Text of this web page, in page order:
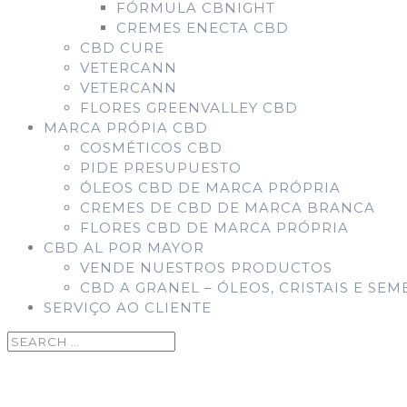
FÓRMULA CBNIGHT
CREMES ENECTA CBD
CBD CURE
VETERCANN
VETERCANN
FLORES GREENVALLEY CBD
MARCA PRÓPIA CBD
COSMÉTICOS CBD
PIDE PRESUPUESTO
ÓLEOS CBD DE MARCA PRÓPRIA
CREMES DE CBD DE MARCA BRANCA
FLORES CBD DE MARCA PRÓPRIA
CBD AL POR MAYOR
VENDE NUESTROS PRODUCTOS
CBD A GRANEL – ÓLEOS, CRISTAIS E
SERVIÇO AO CLIENTE